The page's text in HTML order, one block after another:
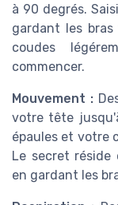
à 90 degrés.
gardant les
coudes
commencer.
Mouvement :
votre tête
épaules et votre
Le secret réside
en gardant les